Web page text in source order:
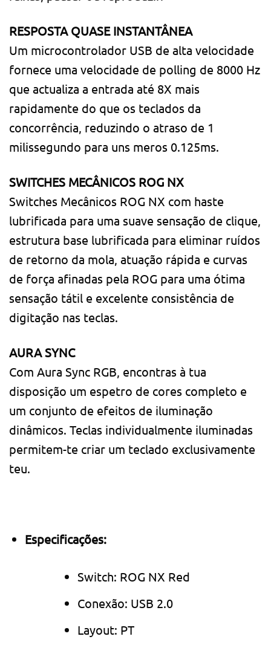
RESPOSTA QUASE INSTANTÂNEA
Um microcontrolador USB de alta velocidade
fornece uma velocidade de polling de 8000 Hz
que actualiza a entrada até 8X mais
rapidamente do que os teclados da
concorrência, reduzindo o atraso de 1
milissegundo para uns meros 0.125ms.
SWITCHES MECÂNICOS ROG NX
Switches Mecânicos ROG NX com haste
lubrificada para uma suave sensação de clique,
estrutura base lubrificada para eliminar ruídos
de retorno da mola, atuação rápida e curvas
de força afinadas pela ROG para uma ótima
sensação tátil e excelente consistência de
digitação nas teclas.
AURA SYNC
Com Aura Sync RGB, encontras à tua
disposição um espetro de cores completo e
um conjunto de efeitos de iluminação
dinâmicos. Teclas individualmente iluminadas
permitem-te criar um teclado exclusivamente
teu.
Especificações:
Switch: ROG NX Red
Conexão: USB 2.0
Layout: PT